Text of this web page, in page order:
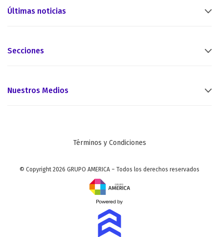
Últimas noticias
Secciones
Nuestros Medios
Términos y Condiciones
© Copyright 2026 GRUPO AMERICA – Todos los derechos reservados